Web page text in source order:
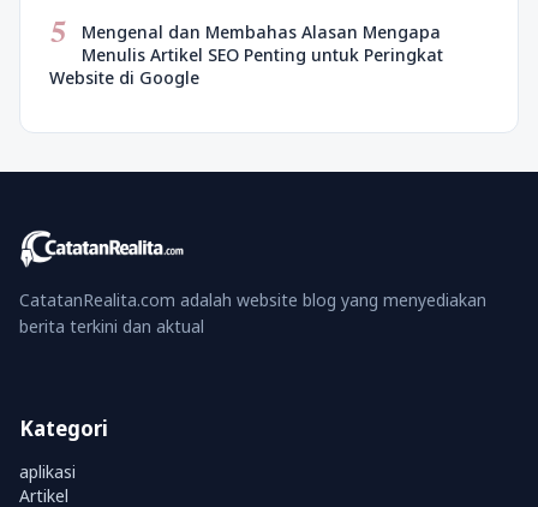
5
Mengenal dan Membahas Alasan Mengapa
Menulis Artikel SEO Penting untuk Peringkat
Website di Google
CatatanRealita.com adalah website blog yang menyediakan
berita terkini dan aktual
Kategori
aplikasi
Artikel